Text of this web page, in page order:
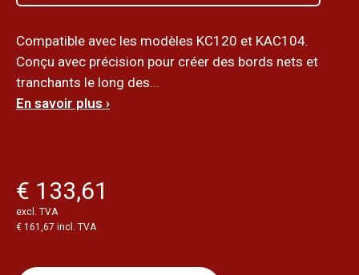
Compatible avec les modèles KC120 et KAC104.
Conçu avec précision pour créer des bords nets et
tranchants le long des...
En savoir plus ›
€ 133,61
excl. TVA
€ 161,67 incl. TVA